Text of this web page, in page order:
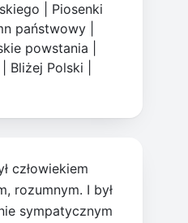
Piosenki
państwowy
powstania
Bliżej Polski
człowiekiem
rozumnym. I był
sympatycznym